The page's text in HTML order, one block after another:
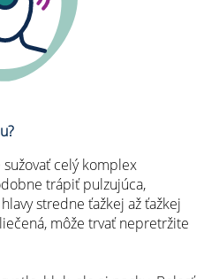
celý komplex
trápiť pulzujúca,
stredne ťažkej až ťažkej
môže trvať nepretržite